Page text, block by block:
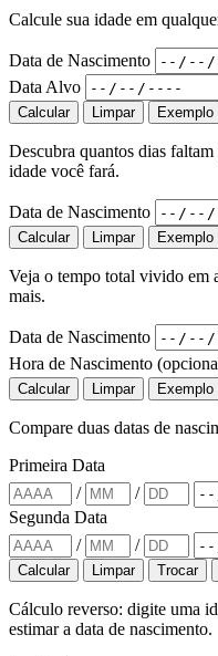
Calcule sua idade em
Data de Nascimento
Data Alvo
Calcular Limpar Exemplo
Descubra quantos dias
idade você fará.
Data de Nascimento
Calcular Limpar Exemplo
Veja o tempo total vivido em
mais.
Data de Nascimento
Hora de Nascimento
Calcular Limpar Exemplo
Compare duas datas de
Primeira Data
/
/
Segunda Data
/
/
Calcular Limpar Trocar
Cálculo reverso: digite uma
estimar a data de nascimento.